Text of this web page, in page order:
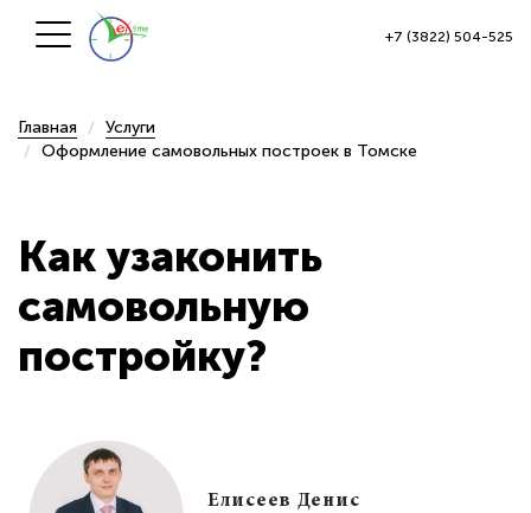
+7 (3822) 504-525
Главная
Услуги
Оформление самовольных построек в Томске
Как узаконить
самовольную
постройку?
Елисеев Денис